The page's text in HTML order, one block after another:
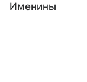
Именины